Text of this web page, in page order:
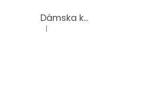
Dámska kožená kabelka TS-98-141/GOLD
Hodnotenie produktu je 5 z 5
|